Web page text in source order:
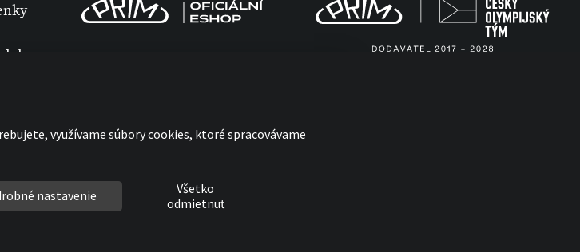
využívame súbory cookies, ktoré spracovávame
nastavenie
Všetko
odmietnuť